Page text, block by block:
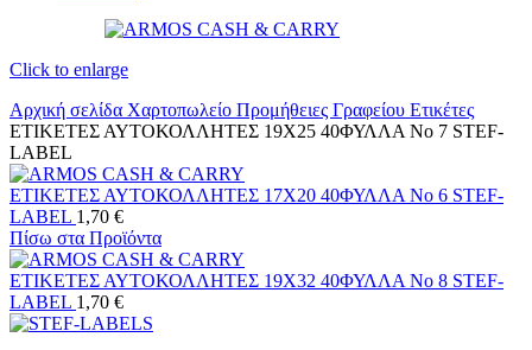
Click to enlarge
Αρχική σελίδα Χαρτοπωλείο Προμήθειες Γραφείου Ετικέτες
ΕΤΙΚΕΤΕΣ ΑΥΤΟΚΟΛΛΗΤΕΣ 19Χ25 40ΦΥΛΛΑ No 7 STEF-
LABEL
ΕΤΙΚΕΤΕΣ ΑΥΤΟΚΟΛΛΗΤΕΣ 17Χ20 40ΦΥΛΛΑ No 6 STEF-
LABEL 1,70 €
Πίσω στα Προϊόντα
ΕΤΙΚΕΤΕΣ ΑΥΤΟΚΟΛΛΗΤΕΣ 19Χ32 40ΦΥΛΛΑ No 8 STEF-
LABEL 1,70 €